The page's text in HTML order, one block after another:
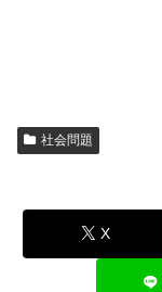
社会問題
X